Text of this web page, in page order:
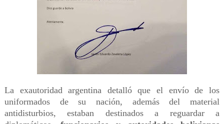
La exautoridad argentina detalló que el envío de los
uniformados de su nación, además del material
antidisturbios, estaban destinados a reguardar a